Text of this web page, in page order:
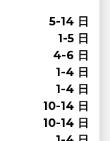
5-14 日
1-5 日
4-6 日
1-4 日
1-4 日
10-14 日
10-14 日